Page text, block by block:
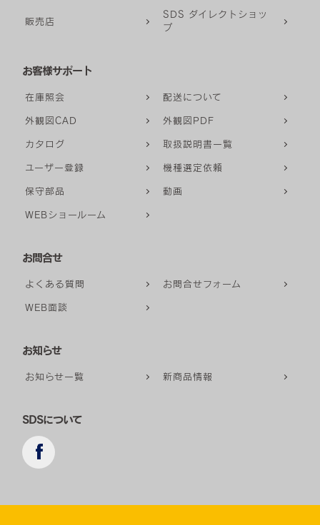
販売店
SDS ダイレクトショッ
プ
お客様サポート
在庫照会 配送について
外観図CAD 外観図PDF
カタログ 取扱説明書一覧
ユーザー登録 機種選定依頼
保守部品 動画
WEBショールーム
お問合せ
よくある質問 お問合せフォーム
WEB面談
お知らせ
お知らせ一覧 新商品情報
SDSについて